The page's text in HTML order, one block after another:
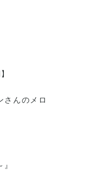
さんのメロ